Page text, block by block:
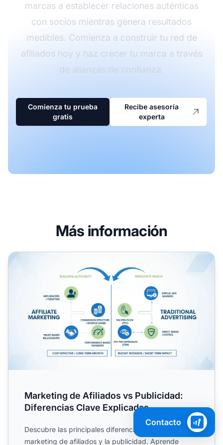
marcas a establecer relaciones auténticas
con socios mientras genera resultados
medibles. Comienza a construir tu red de
afiliados hoy y haz crecer tu marca a través
de alianzas de confianza.
Comienza tu prueba
gratis
Recibe asesoría
experta
Más información
Marketing de Afiliados vs Publicidad: Diferencias Clave
Marketing de Afiliados vs Publicidad:
Diferencias Clave Explicadas
Descubre las principales diferencias entre el
marketing de afiliados y la publicidad. Aprende
Contacto